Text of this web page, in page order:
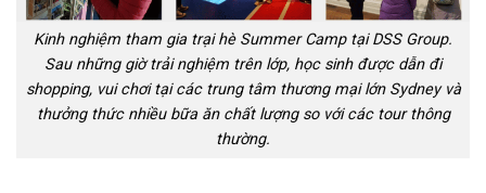
Kinh nghiệm tham gia trại hè Summer Camp tại DSS Group.
Sau những giờ trải nghiệm trên lớp, học sinh được dẫn đi
shopping, vui chơi tại các trung tâm thương mại lớn Sydney và
thưởng thức nhiều bữa ăn chất lượng so với các tour thông
thường.